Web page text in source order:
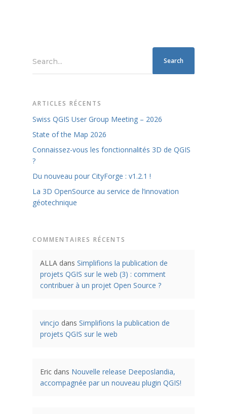
Search...
ARTICLES RÉCENTS
Swiss QGIS User Group Meeting – 2026
State of the Map 2026
Connaissez-vous les fonctionnalités 3D de QGIS
?
Du nouveau pour CityForge : v1.2.1 !
La 3D OpenSource au service de l’innovation
géotechnique
COMMENTAIRES RÉCENTS
ALLA dans Simplifions la publication de
projets QGIS sur le web (3) : comment
contribuer à un projet Open Source ?
vincjo dans Simplifions la publication de
projets QGIS sur le web
Eric dans Nouvelle release Deeposlandia,
accompagnée par un nouveau plugin QGIS!